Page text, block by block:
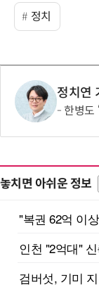
정치
정치연
한병도 “
놓치면 아쉬운 정보